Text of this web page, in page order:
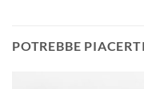
POTREBBE